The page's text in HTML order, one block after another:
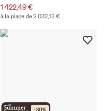
1 422,49 €
à la place de 2 032,13 €
the
Summer